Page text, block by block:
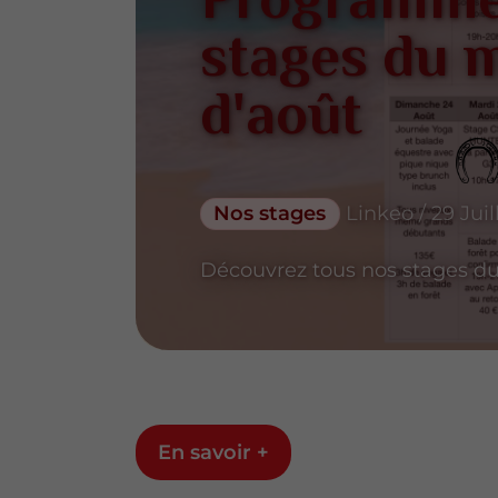
stages du
d'août
Nos stages Linkeo / 29
Découvrez tous nos stages
En savoir +